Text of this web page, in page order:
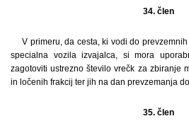
34. člen
V primeru, da cesta, ki vodi do
specialna vozila izvajalca, si mora
zagotoviti ustrezno število vrečk za zbiranje
in ločenih frakcij ter jih na dan prevzemanja
35. člen